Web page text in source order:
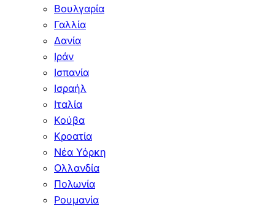
Βουλγαρία
Γαλλία
Δανία
Ιράν
Ισπανία
Ισραήλ
Ιταλία
Κούβα
Κροατία
Νέα Υόρκη
Ολλανδία
Πολωνία
Ρουμανία